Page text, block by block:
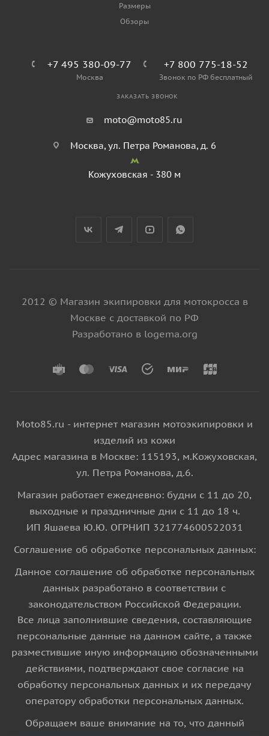
Размеры
Обзоры
+7 495 380-09-77
Москва
+7 800 775-18-52
Звонок по РФ бесплатный
ЗАКАЗАТЬ ЗВОНОК
moto@moto85.ru
Москва, ул. Петра Романова, д. 6
Кожуховская - 380 м
2012 © Магазин экипировки для мотокросса в
Москве с доставкой по РФ
Разработано в logema.org
Moto85.ru - интернет магазин мотоэкипировки и
изделий из кожи
Адрес магазина в Москве: 115193, м.Кожуховская,
ул. Петра Романова, д.6.
Магазин работает ежедневно: будни с 11 до 20,
выходные и праздничные дни с 11 до 18 ч.
ИП Яшаева Ю.Ю. ОГРНИП 321774600522031
Соглашение об обработке персональных данных:
Данное соглашение об обработке персональных
данных разработано в соответствии с
законодательством Российской Федерации.
Все лица заполнившие сведения, составляющие
персональные данные на данном сайте, а также
разместившие иную информацию обозначенными
действиями, подтверждают свое согласие на
обработку персональных данных и их передачу
оператору обработки персональных данных.
Обращаем ваше внимание на то, что данный